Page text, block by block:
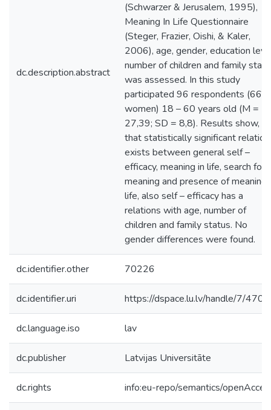
dc.description.abstract
(Schwarzer & Jerusalem, 1995),
Meaning In Life Questionnaire
(Steger, Frazier, Oishi, & Kaler,
2006), age, gender, education
number of children and family
was assessed. In this study
participated 96 respondents (66
women) 18 – 60 years old (M =
27,39; SD = 8,8). Results show,
that statistically significant
exists between general self –
efficacy, meaning in life, search for
meaning and presence of meaning
life, also self – efficacy has a
relations with age, number of
children and family status. No
gender differences were found.
dc.identifier.other 70226
dc.identifier.uri https://dspace.lu.lv/handle/7/
dc.language.iso lav
dc.publisher Latvijas Universitāte
dc.rights info:eu-repo/semantics/